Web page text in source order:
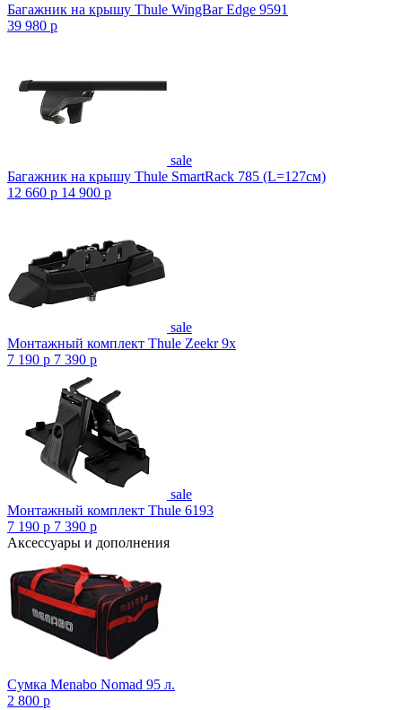
Багажник на крышу Thule WingBar Edge 9591
39 980 p
sale
Багажник на крышу Thule SmartRack 785 (L=127см)
12 660 p 14 900 p
sale
Монтажный комплект Thule Zeekr 9x
7 190 p 7 390 p
sale
Монтажный комплект Thule 6193
7 190 p 7 390 p
Аксессуары и дополнения
Сумка Menabo Nomad 95 л.
2 800 p